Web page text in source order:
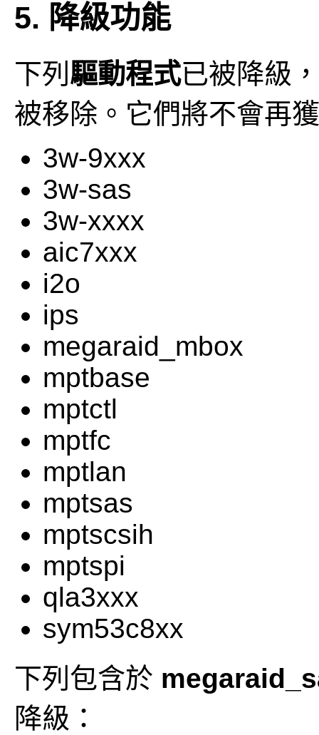
5. 降級功能
下列 驅動程式已被降級
被移除。它們將不會再
3w-9xxx
3w-sas
3w-xxxx
aic7xxx
i2o
ips
megaraid_mbox
mptbase
mptctl
mptfc
mptlan
mptsas
mptscsih
mptspi
qla3xxx
sym53c8xx
下列包含於
降級：